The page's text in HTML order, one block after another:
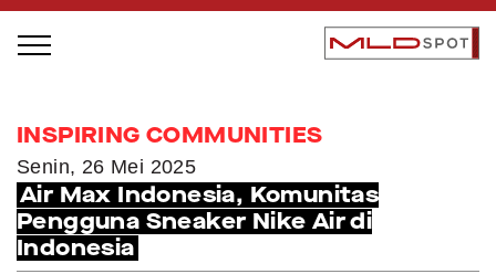
LOCAL GREATNESS
INSPIRING PEOPLE
INSPIRING PRODUCTS
INSPIRING PLACES
INSPIRING COMMUNITIES
Senin, 26 Mei 2025
Air Max Indonesia, Komunitas
Pengguna Sneaker Nike Air di
Indonesia